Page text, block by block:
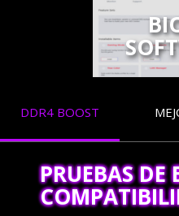
DDR4 BOOST
PRUEBAS DE